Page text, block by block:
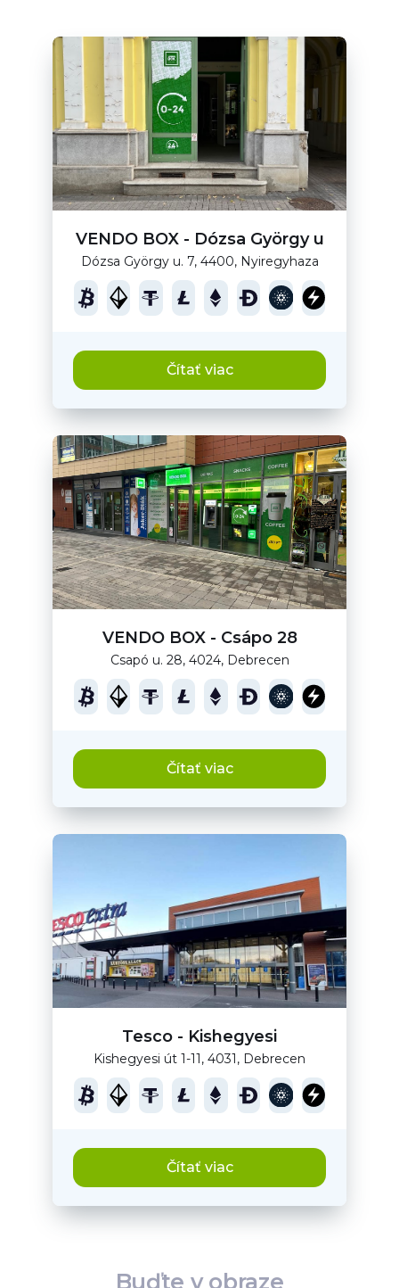
VENDO BOX - Dózsa György u
Dózsa György u. 7, 4400, Nyiregyhaza
Čítať viac
VENDO BOX - Csápo 28
Csapó u. 28, 4024, Debrecen
Čítať viac
Tesco - Kishegyesi
Kishegyesi út 1-11, 4031, Debrecen
Čítať viac
Buďte v obraze